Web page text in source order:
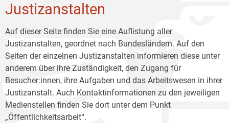
Justizanstalten
Auf dieser Seite finden Sie eine Auflistung aller
Justizanstalten, geordnet nach Bundesländern. Auf den
Seiten der einzelnen Justizanstalten informieren diese unter
anderem über ihre Zuständigkeit, den Zugang für
Besucher:innen, ihre Aufgaben und das Arbeitswesen in ihrer
Justizanstalt. Auch Kontaktinformationen zu den jeweiligen
Medienstellen finden Sie dort unter dem Punkt
„Öffentlichkeitsarbeit“.